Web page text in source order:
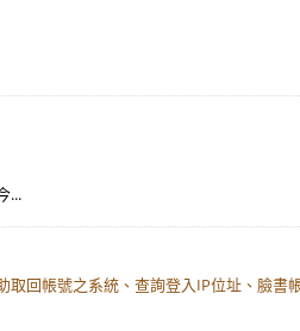
...
回帳號之系統、查詢登入IP位址、臉書